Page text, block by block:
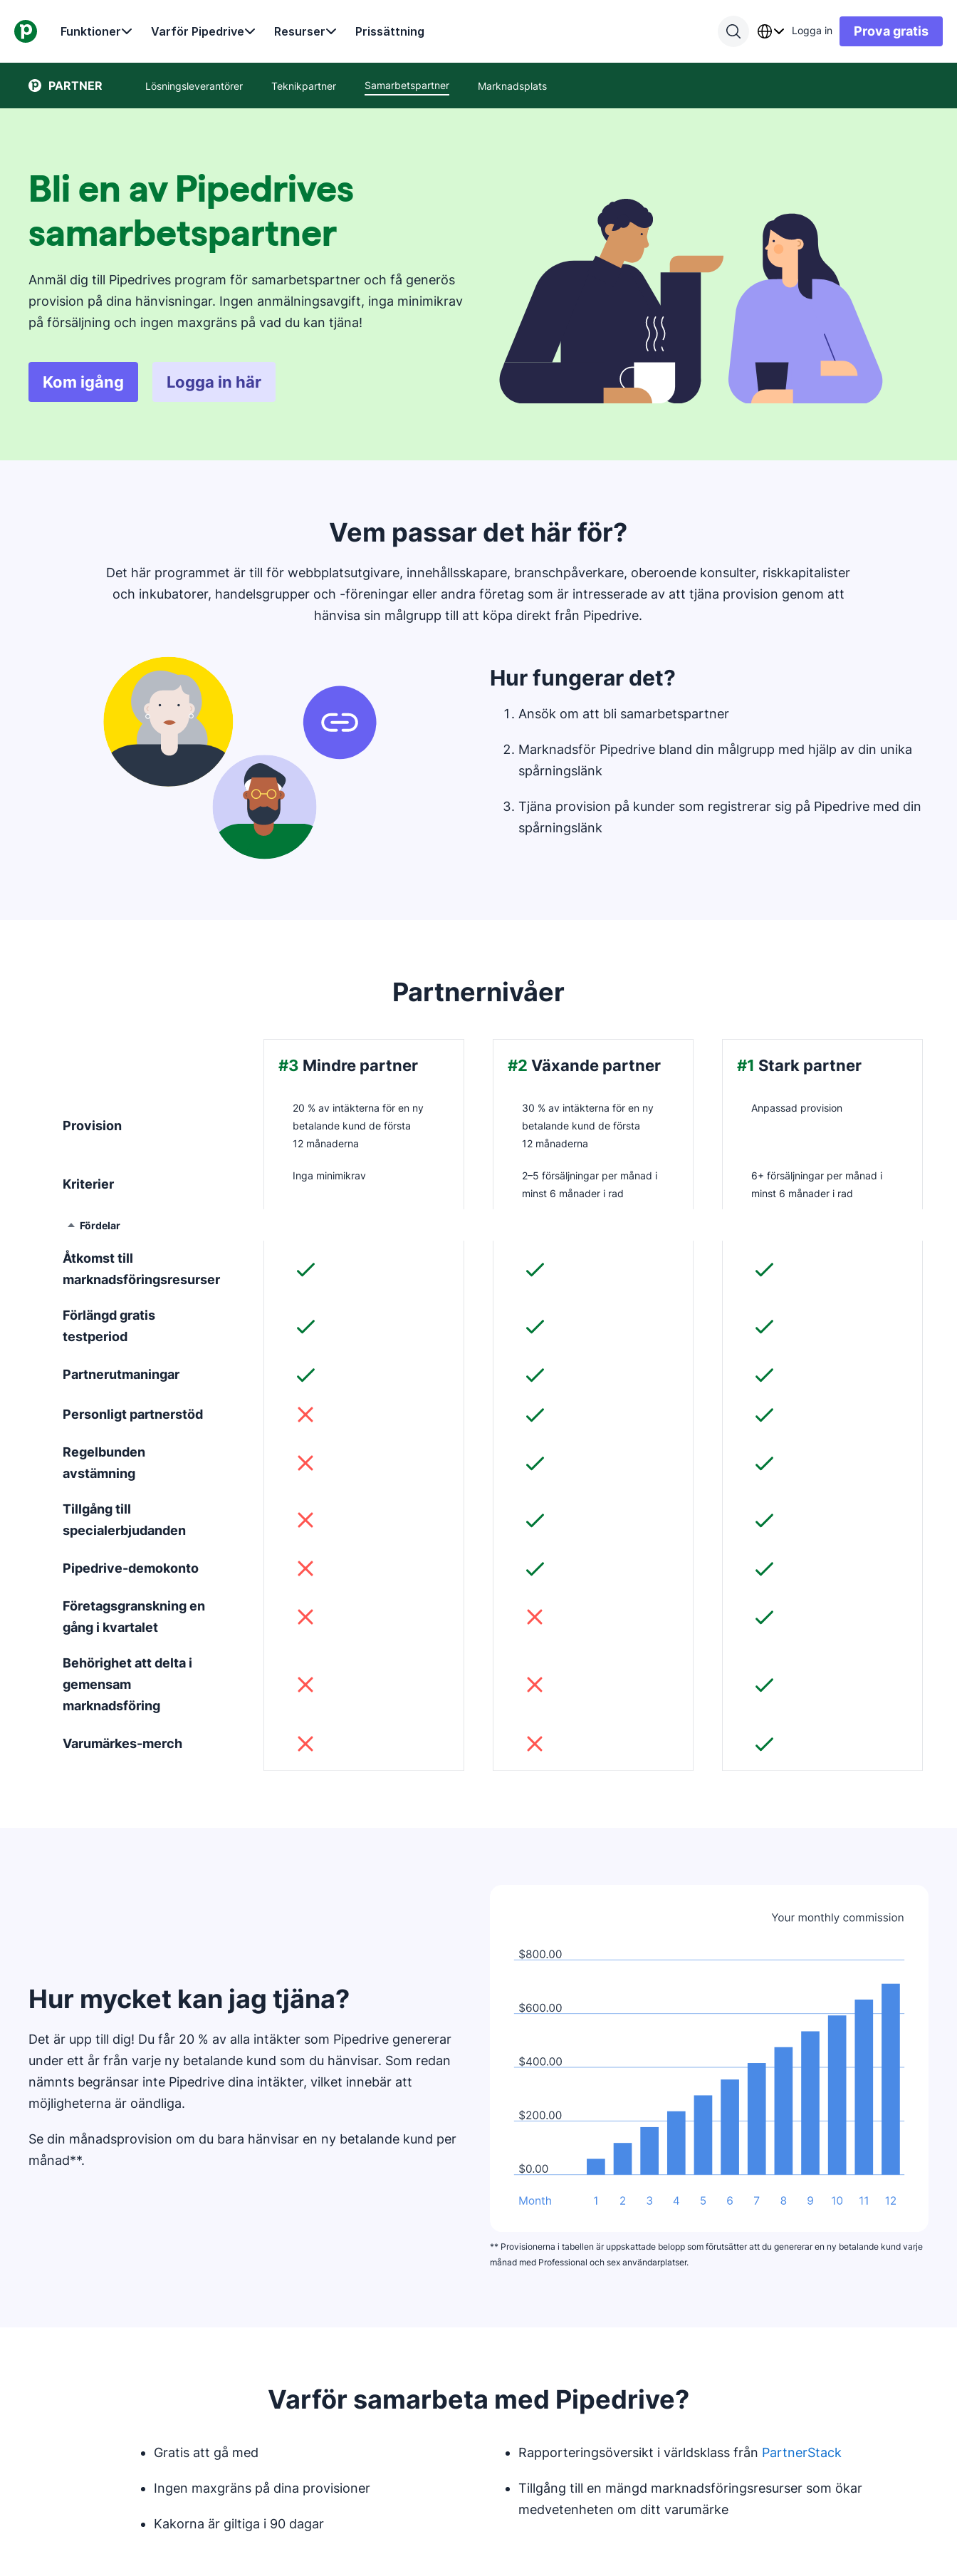
Funktioner Varför Pipedrive Resurser Prissättning Logga in Prova gratis
PARTNER Lösningsleverantörer Teknikpartner Samarbetspartner Marknadsplats
Bli en av Pipedrives
samarbetspartner
Anmäl dig till Pipedrives program för samarbetspartner och få generös
provision på dina hänvisningar. Ingen anmälningsavgift, inga minimikrav
på försäljning och ingen maxgräns på vad du kan tjäna!
Kom igång
Öppnas i ett nytt fönster
Logga in här
Öppnas i ett nytt fönster
Vem passar det här för?
Det här programmet är till för webbplatsutgivare, innehållsskapare, branschpåverkare, oberoende konsulter, riskkapitalister
och inkubatorer, handelsgrupper och -föreningar eller andra företag som är intresserade av att tjäna provision genom att
hänvisa sin målgrupp till att köpa direkt från Pipedrive.
Hur fungerar det?
Ansök om att bli samarbetspartner
Marknadsför Pipedrive bland din målgrupp med hjälp av din unika
spårningslänk
Tjäna provision på kunder som registrerar sig på Pipedrive med din
spårningslänk
Partnernivåer
#3 Mindre partner #2 Växande partner #1 Stark partner
Provision
20 % av intäkterna för en ny
betalande kund de första
12 månaderna
30 % av intäkterna för en ny
betalande kund de första
12 månaderna
Anpassad provision
Kriterier
Inga minimikrav
2–5 försäljningar per månad i
minst 6 månader i rad
6+ försäljningar per månad i
minst 6 månader i rad
Fördelar
Åtkomst till
marknadsföringsresurser
Förlängd gratis
testperiod
Partnerutmaningar
Personligt partnerstöd
Regelbunden
avstämning
Tillgång till
specialerbjudanden
Pipedrive-demokonto
Företagsgranskning en
gång i kvartalet
Behörighet att delta i
gemensam
marknadsföring
Varumärkes-merch
Hur mycket kan jag tjäna?
Det är upp till dig! Du får 20 % av alla intäkter som Pipedrive genererar
under ett år från varje ny betalande kund som du hänvisar. Som redan
nämnts begränsar inte Pipedrive dina intäkter, vilket innebär att
möjligheterna är oändliga.
Se din månadsprovision om du bara hänvisar en ny betalande kund per
månad**.
** Provisionerna i tabellen är uppskattade belopp som förutsätter att du genererar en ny betalande kund varje
månad med Professional och sex användarplatser.
Varför samarbeta med Pipedrive?
Gratis att gå med
Ingen maxgräns på dina provisioner
Kakorna är giltiga i 90 dagar
Rapporteringsöversikt i världsklass från PartnerStack
Tillgång till en mängd marknadsföringsresurser som ökar
medvetenheten om ditt varumärke